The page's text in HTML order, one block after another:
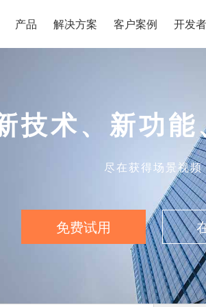
产品 解决方案 客户案例 开发
技术、新功能
尽在获得场景视频
免费试用